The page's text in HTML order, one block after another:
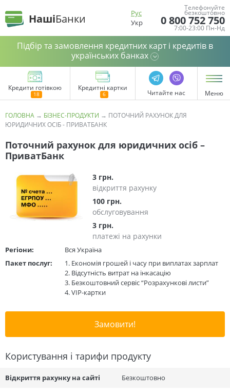
НашіБанки
Рус
Укр
Телефонуйте
безкоштовно
0 800 752 750
7:00-23:00 Пн-Нд
Підбір та замовлення кредитних карт і кредитів в
українських банках
Кредити готівкою Кредитні картки
Читайте нас Меню
ГОЛОВНА → БІЗНЕС-ПРОДУКТИ → ПОТОЧНИЙ РАХУНОК ДЛЯ
ЮРИДИЧНИХ ОСІБ - ПРИВАТБАНК
Поточний рахунок для юридичних осіб –
ПриватБанк
3 грн.
відкриття рахунку
100 грн.
обслуговування
3 грн.
платежі на рахунки
Регіони:
Вся Україна
Пакет послуг:
Економія грошей і часу при виплатах зарплат
Відсутність витрат на інкасацію
Безкоштовний сервіс “Розрахункові листи”
VIP-картки
Замовити!
Користування і тарифи продукту
Відкриття рахунку на сайті Безкоштовно